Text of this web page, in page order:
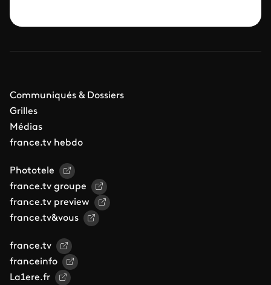
Communiqués & Dossiers
Grilles
Médias
france.tv hebdo
Phototele
france.tv groupe
france.tv preview
france.tv&vous
france.tv
franceinfo
La1ere.fr